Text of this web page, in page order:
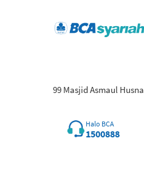
99 Masjid Asmaul Husna
Halo BCA
1500888